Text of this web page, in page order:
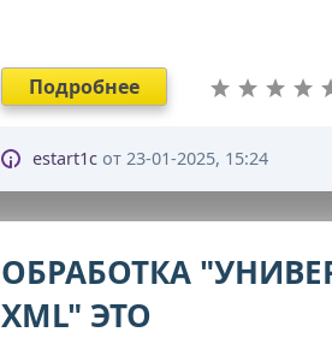
Подробнее
estart1cот 23-01-2025, 15:24
ОБРАБОТКА
XML" ЭТО